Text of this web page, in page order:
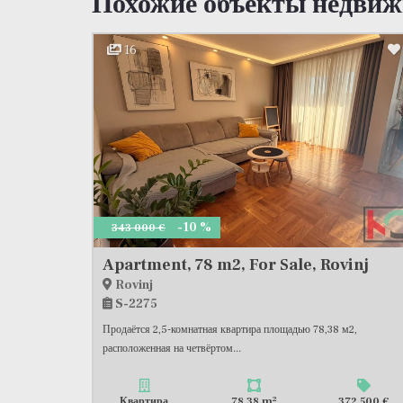
16
343 000 € -10 %
Apartment, 78 m2, For Sale, Rovinj
Rovinj
S-2275
Продаётся 2,5-комнатная квартира площадью 78,38 м2,
расположенная на четвёртом...
2